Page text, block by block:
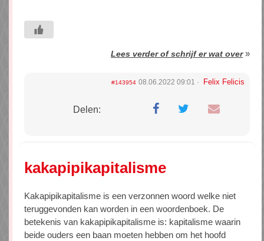
Lees verder of schrijf er wat over»
#143954 08.06.2022 09:01 Felix Felicis
Delen:
kakapipikapitalisme
Kakapipikapitalisme is een verzonnen woord welke niet
teruggevonden kan worden in een woordenboek. De
betekenis van kakapipikapitalisme is: kapitalisme waarin
beide ouders een baan moeten hebben om het hoofd